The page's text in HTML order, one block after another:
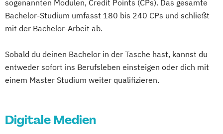
sogenannten Modulen, Credit Points (CPs). Das gesamte
Bachelor-Studium umfasst 180 bis 240 CPs und schließt
mit der Bachelor-Arbeit ab.
Sobald du deinen Bachelor in der Tasche hast, kannst du
entweder sofort ins Berufsleben einsteigen oder dich mit
einem Master Studium weiter qualifizieren.
Digitale Medien